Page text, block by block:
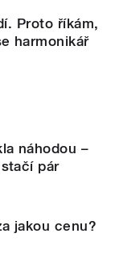
Proto říkám,
harmonikář
náhodou –
pár
jakou cenu?